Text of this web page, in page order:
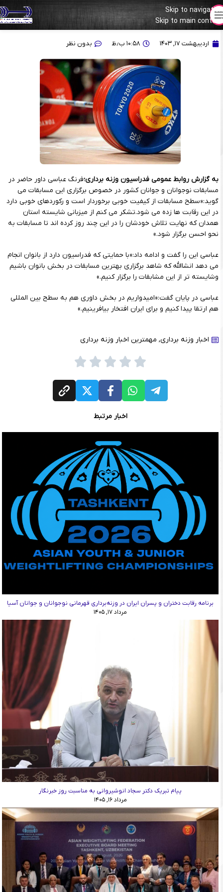
Skip to navigation
Skip to main content
عباسی:امیدواریم حمایت فدراسیون از بانوان ادامه داشته باشد
اردیبهشت ۱۷, ۱۴۰۳ ۱۰:۵۸ ب٫ظ بدون نظر
به گزارش روابط عمومی فدراسیون وزنه برداری؛فرنگ عباسی داور حاضر در
مسابقات نوجوانان و جوانان کشور در خصوص برگزاری این مسابقات می
گوید:«سطح مسابقات از کیفیت خوبی برخوردار است و رکوردهای خوبی دارد
در این رقابت ها زده می شود.تشکر می کنم از میزبانی شایسته استان
همدان که نهایت تلاش خودشان را در این چند روز کرده اند تا مسابقات به
نحو احسن برگزار شود.»
عباسی این را گفت و ادامه داد:«با حمایتی که فدراسیون دارد از بانوان انجام
می دهد انشاالله که شاهد برگزاری بهترین مسابقات در بخش بانوان باشیم
وشایسته تر از این مشابقات را برگزار کنیم.»
عباسی در پایان گفت:«امیدواریم در بخش داوری هم به سطح بین المللی
هم ارتقا پیدا کنیم و برای ایران افتخار بیافرینیم.»
اخبار وزنه برداری, مهمترین اخبار وزنه برداری
اخبار مرتبط
برنامه رقابت دختران و پسران ایران در وزنه‌برداری قهرمانی نوجوانان و جوانان آسیا
مرداد ۱۷, ۱۴۰۵
پیام تبریک دکتر سجاد انوشیروانی به مناسبت روز خبرنگار
مرداد ۱۶, ۱۴۰۵